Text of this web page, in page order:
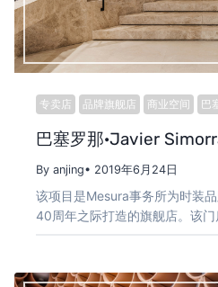
专卖店 品牌旗舰店 商业空间 巴
巴塞罗那·Javier
By anjing• 2019年6月24日
该项目是Mesura事务所为时装
40周年之际打造的旗舰店。该